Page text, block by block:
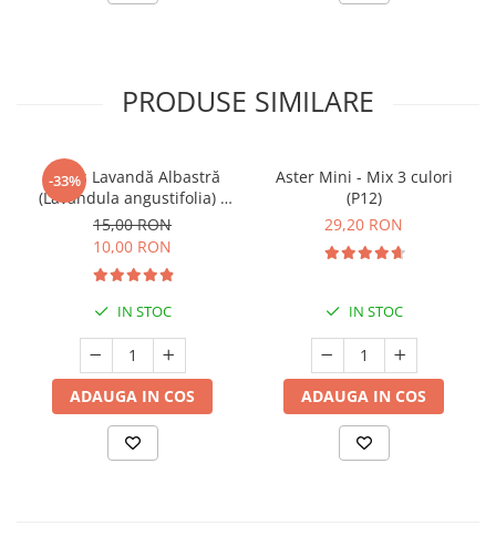
PRODUSE SIMILARE
-33%
Butaș Lavandă Albastră
(Lavandula angustifolia) -
Înrădăcinat
15,00 RON
10,00 RON
IN STOC
ADAUGA IN COS
Aster Mini - Mix 3 culori
(P12)
29,20 RON
IN STOC
ADAUGA IN COS